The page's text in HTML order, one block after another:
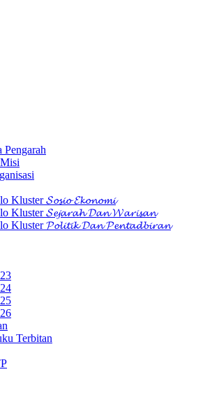
Pengarah
Kluster 𝓢𝓸𝓼𝓲𝓸 𝓔𝓴𝓸𝓷𝓸𝓶𝓲
Kluster 𝓢𝓮𝓳𝓪𝓻𝓪𝓱 𝓓𝓪𝓷 𝓦𝓪𝓻𝓲𝓼𝓪𝓷
Kluster 𝓟𝓸𝓵𝓲𝓽𝓲𝓴 𝓓𝓪𝓷 𝓟𝓮𝓷𝓽𝓪𝓭𝓫𝓲𝓻𝓪𝓷
Terbitan